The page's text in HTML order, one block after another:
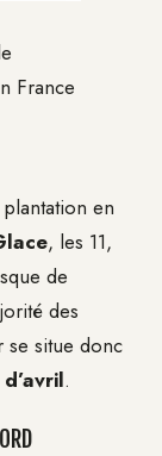
France
en
, les 11,
de
des
se situe donc
.